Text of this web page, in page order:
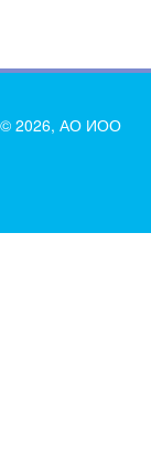
© 2026, АО ИОО